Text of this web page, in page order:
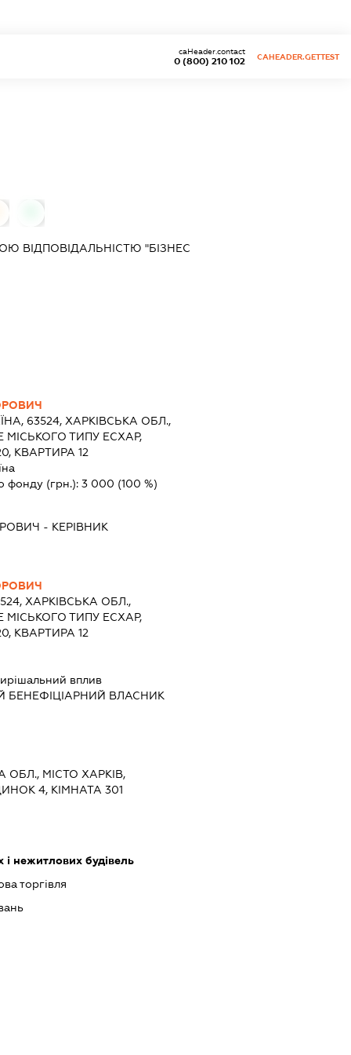
0 (800) 210 102
caHeader.contact
CAHEADER.GETTEST
ВІДПОВІДАЛЬНІСТЮ "БІЗНЕС
63524, ХАРКІВСЬКА ОБЛ.,
ТИПУ ЕСХАР,
КВАРТИРА 12
фонду (грн.): 3 000 (100 %)
- КЕРІВНИК
ХАРКІВСЬКА ОБЛ.,
ТИПУ ЕСХАР,
КВАРТИРА 12
вплив
БЕНЕФІЦІАРНИЙ ВЛАСНИК
ОБЛ., МІСТО ХАРКІВ,
4, КІМНАТА 301
нежитлових будівель
торгівля